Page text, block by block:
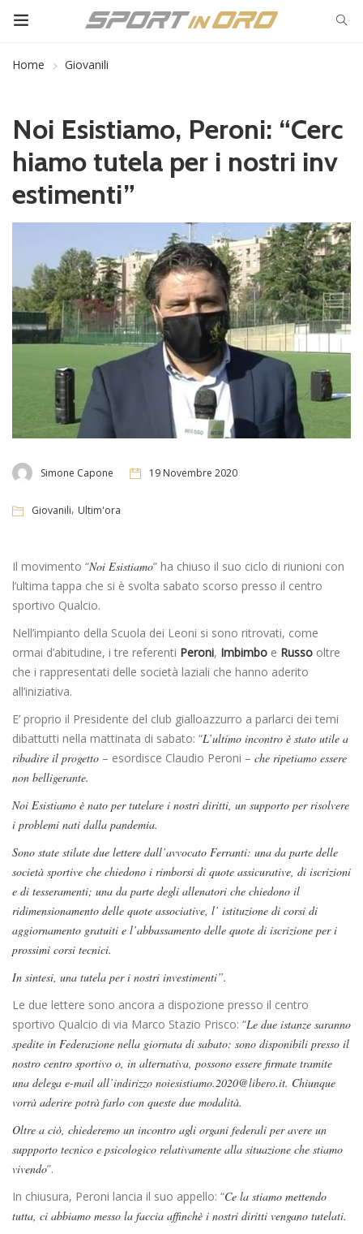
Home Giovanili
Noi Esistiamo, Peroni: “Cerc
hiamo tutela per i nostri inv
estimenti”
Simone Capone 19 Novembre 2020
Giovanili, Ultim'ora
Il movimento “Noi Esistiamo” ha chiuso il suo ciclo di riunioni con
l’ultima tappa che si è svolta sabato scorso presso il centro
sportivo Qualcio.
Nell’impianto della Scuola dei Leoni si sono ritrovati, come
ormai d’abitudine, i tre referenti Peroni, Imbimbo e Russo oltre
che i rappresentati delle società laziali che hanno aderito
all’iniziativa.
E’ proprio il Presidente del club gialloazzurro a parlarci dei temi
dibattutti nella mattinata di sabato: “L’ultimo incontro è stato utile a
ribadire il progetto – esordisce Claudio Peroni – che ripetiamo essere
non belligerante.
Noi Esistiamo è nato per tutelare i nostri diritti, un supporto per risolvere
i problemi nati dalla pandemia.
Sono state stilate due lettere dall’avvocato Ferranti: una da parte delle
società sportive che chiedono i rimborsi di quote assicurative, di iscrizioni
e di tesseramenti; una da parte degli allenatori che chiedono il
ridimensionamento delle quote associative, l’ istituzione di corsi di
aggiornamento gratuiti e l’abbassamento delle quote di iscrizione per i
prossimi corsi tecnici.
In sintesi, una tutela per i nostri investimenti”.
Le due lettere sono ancora a dispozione presso il centro
sportivo Qualcio di via Marco Stazio Prisco: “Le due istanze saranno
spedite in Federazione nella giornata di sabato: sono disponibili presso il
nostro centro sportivo o, in alternativa, possono essere firmate tramite
una delega e-mail all’indirizzo noiesistiamo.2020@libero.it. Chiunque
vorrà aderire potrà farlo con queste due modalità.
Oltre a ciò, chiederemo un incontro agli organi federali per avere un
suppporto tecnico e psicologico relativamente alla situazione che stiamo
vivendo”.
In chiusura, Peroni lancia il suo appello: “Ce la stiamo mettendo
tutta, ci abbiamo messo la faccia affinchè i nostri diritti vengano tutelati.